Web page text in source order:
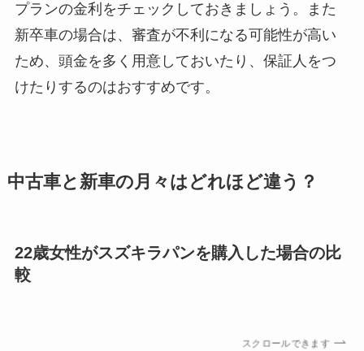
プランの金利をチェックしておきましょう。また
新卒車の場合は、審査が不利になる可能性が高い
ため、頭金を多く用意しておいたり、保証人をつ
けたりするのはおすすめです。
中古車と新車の月々はどれほど違う？
22歳女性がスズキラパンを購入した場合の比
較
スクロールできます